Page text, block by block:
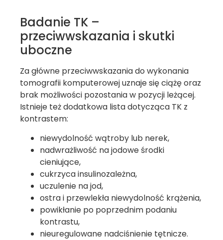
Badanie TK –
przeciwwskazania i skutki
uboczne
Za główne przeciwwskazania do wykonania
tomografii komputerowej uznaje się ciążę oraz
brak możliwości pozostania w pozycji leżącej.
Istnieje też dodatkowa lista dotycząca TK z
kontrastem:
niewydolność wątroby lub nerek,
nadwrażliwość na jodowe środki
cieniujące,
cukrzyca insulinozależna,
uczulenie na jod,
ostra i przewlekła niewydolność krążenia,
powikłanie po poprzednim podaniu
kontrastu,
nieuregulowane nadciśnienie tętnicze.